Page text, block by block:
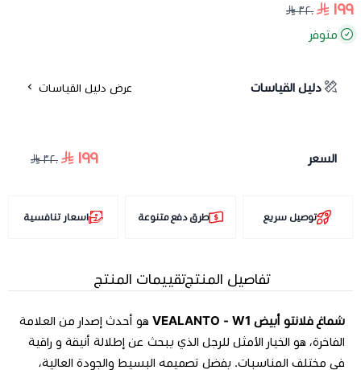
١٩٩
٣٢٠
متوفر
دليل القياسات عرض دليل القياسات
السعر ١٩٩ ٣٢٠
توصيل سريع طرق دفع متنوعة اسعار تنافسية
تفاصيل المنتجتقييمات المنتج
شماغ فلانتو أبيض VEALANTO - W1
هو أحدث إصدار من العلامة
الفاخرة، هو الخيار الأمثل للرجل الذي يبحث عن إطلالة أنيقة و راقية
في مختلف المناسبات. بفضل تصميمه البسيط والجودة العالية،